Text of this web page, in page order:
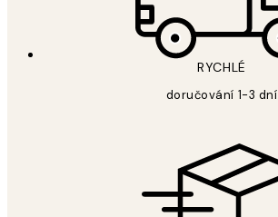
RYCHLÉ
doručování 1-3 dní